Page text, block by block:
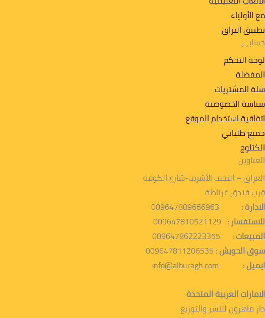
مع الأولياء
تطبیق البراق
حسابي
لوحة التحكم
المفضلة
سلة المشتريات
سياسة الخصوصية
اتفاقية استخدام الموقع
جميع طلباتي
الكتلوج
العناوين
العراق – النجف الأشرف-شارع الكوفة
قرب فندق غرناطة
الادارة : 009647809666963
للاستفسار : 009647810521129
المبيعات :
سوق الحويش :
ايميل :
الامارات العربية المتحدة
دار ماهرون للنشر والتوزيع